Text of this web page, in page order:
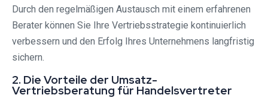
Durch den regelmäßigen Austausch mit einem erfahrenen
Berater können Sie Ihre Vertriebsstrategie kontinuierlich
verbessern und den Erfolg Ihres Unternehmens langfristig
sichern.
2. Die Vorteile der Umsatz-
Vertriebsberatung für Handelsvertreter